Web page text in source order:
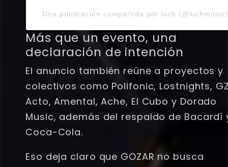
Una publicación compartida por luch (@luchmusic)
Más que un evento, una
declaración de intención
El anuncio también reúne a proyectos y
colectivos como Polifonic, Lostnights,
Acto, Amental, Ache, El Cubo y Dorado
Music, además del respaldo de Bacardí
Coca-Cola.
Eso deja claro que GOZAR no busca